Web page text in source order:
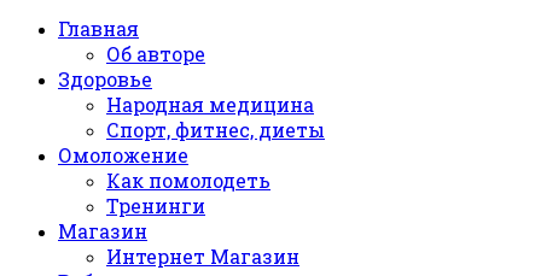
Главная
Об авторе
Здоровье
Народная медицина
Спорт, фитнес, диеты
Омоложение
Как помолодеть
Тренинги
Магазин
Интернет Магазин